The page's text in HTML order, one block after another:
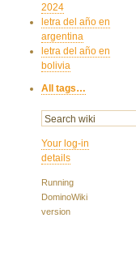
2024
letra del año en
argentina
letra del año en
bolivia
All tags…
Your log-in
details
Running
DominoWiki
version